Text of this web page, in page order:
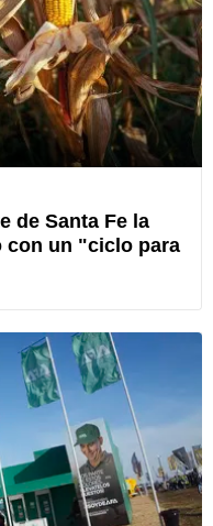
de Santa Fe la
con un "ciclo para